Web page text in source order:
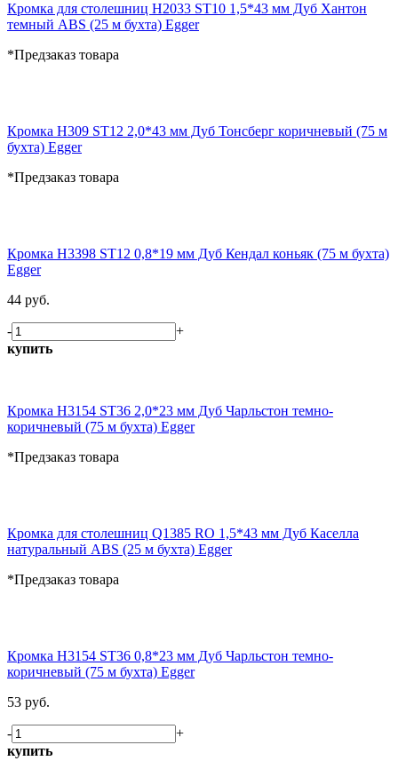
Кромка для столешниц H2033 ST10 1,5*43 мм Дуб Хантон
темный ABS (25 м бухта) Egger
*Предзаказ товара
Кромка H309 ST12 2,0*43 мм Дуб Тонсберг коричневый (75 м
бухта) Egger
*Предзаказ товара
Кромка H3398 ST12 0,8*19 мм Дуб Кендал коньяк (75 м бухта)
Egger
44 руб.
-
+
купить
Кромка H3154 ST36 2,0*23 мм Дуб Чарльстон темно-
коричневый (75 м бухта) Egger
*Предзаказ товара
Кромка для столешниц Q1385 RO 1,5*43 мм Дуб Каселла
натуральный ABS (25 м бухта) Egger
*Предзаказ товара
Кромка H3154 ST36 0,8*23 мм Дуб Чарльстон темно-
коричневый (75 м бухта) Egger
53 руб.
-
+
купить